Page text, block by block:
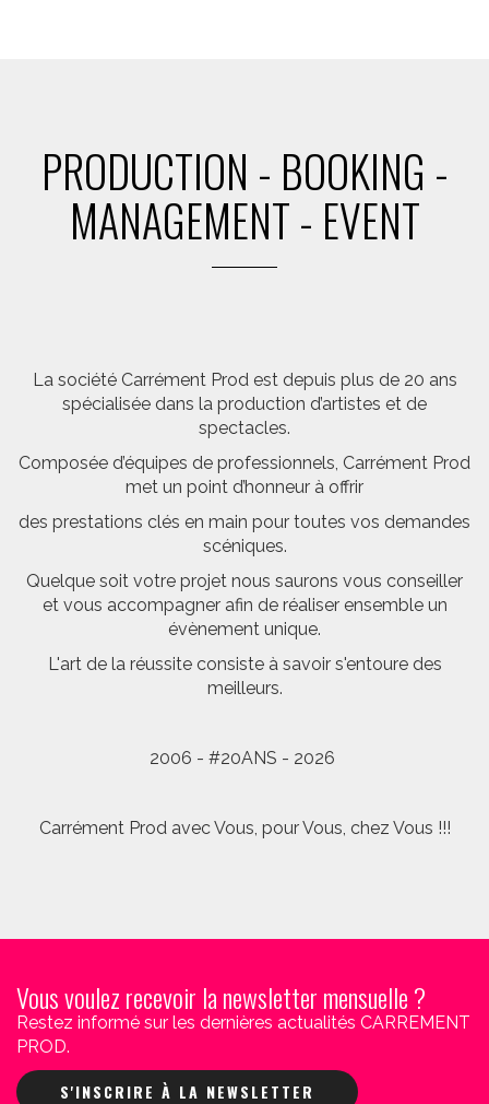
PRODUCTION - BOOKING -
MANAGEMENT - EVENT
La société Carrément Prod est depuis plus de 20 ans
spécialisée dans la production d’artistes et de
spectacles.
Composée d’équipes de professionnels, Carrément Prod
met un point d’honneur à offrir
des prestations clés en main pour toutes vos demandes
scéniques.
Quelque soit votre projet nous saurons vous conseiller
et vous accompagner afin de réaliser ensemble un
évènement unique.
L'art de la réussite consiste à savoir s'entoure des
meilleurs.
2006 - #20ANS - 2026
Carrément Prod avec Vous, pour Vous, chez Vous !!!
Vous voulez recevoir la newsletter mensuelle ?
Restez informé sur les dernières actualités CARREMENT
PROD.
S'INSCRIRE À LA NEWSLETTER